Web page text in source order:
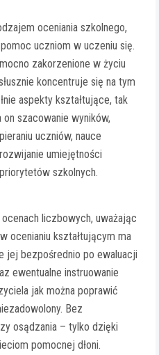
oceniania szkolnego,
uczniom w uczeniu się.
zakorzenione w życiu
koncentruje się na tym
aspekty kształtujące, tak
szacowanie wyników,
uczniów, nauce
umiejętności
szkolnych.
liczbowych, uważając
ocenianiu kształtującym ma
jej bezpośrednio po ewaluacji
ewentualne instruowanie
jak można poprawić
Bez
osądzania – tylko dzięki
pomocnej dłoni.